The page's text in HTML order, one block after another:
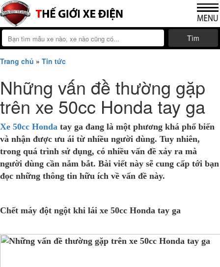
Tìm
Trang chủ » Tin tức
Những vấn đề thường gặp
trên xe 50cc Honda tay ga
Xe 50cc Honda tay ga đang là một phương khá phổ biến
và nhận được ưu ái từ nhiều người dùng. Tuy nhiên,
trong quá trình sử dụng, có nhiều vấn đề xảy ra mà
người dùng cần nắm bắt. Bài viết này sẽ cung cấp tới bạn
đọc những thông tin hữu ích về vấn đề này.
Chết máy đột ngột khi lái xe 50cc Honda tay ga